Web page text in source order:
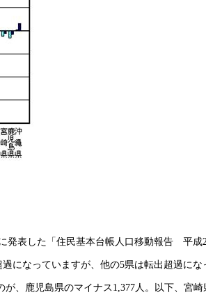
発表した「住民基本台帳人口移動報告 平成
になっていますが、他の5県は転出超過にな
、鹿児島県のマイナス1,377人。以下、宮崎